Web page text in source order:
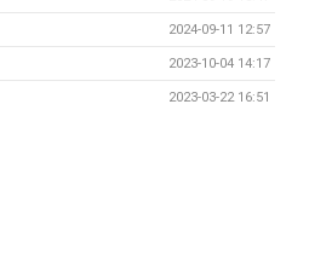
2024-09-11 12:57
2023-10-04 14:17
2023-03-22 16:51